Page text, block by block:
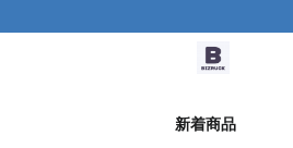
新着商品